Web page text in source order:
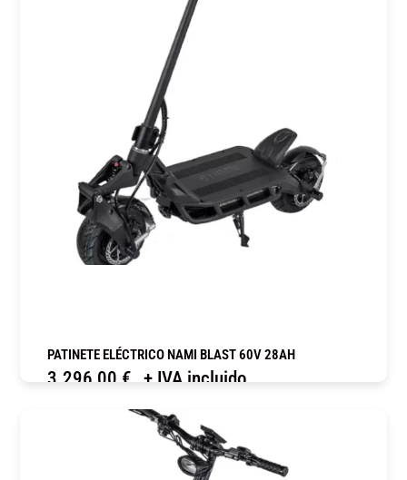
PATINETE ELÉCTRICO NAMI BLAST 60V 28AH
3.296,00 € + IVA incluido